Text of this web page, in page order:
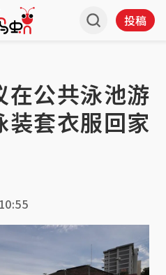
投稿
在公共泳池游
装套衣服回家